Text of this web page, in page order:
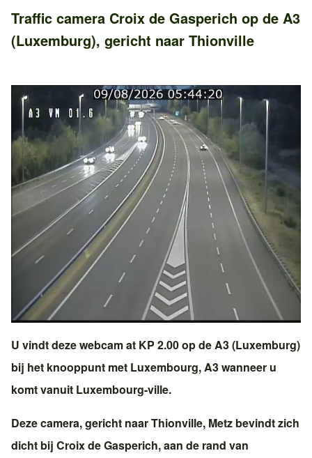
Traffic camera Croix de Gasperich op de A3
(Luxemburg), gericht naar Thionville
U vindt deze webcam at KP 2.00 op de A3 (Luxemburg)
bij het knooppunt met Luxembourg, A3wanneer u
komt vanuit Luxembourg-ville.
Deze camera, gericht naarThionville, Metz bevindt zich
dicht bij Croix de Gasperich, aan de rand van